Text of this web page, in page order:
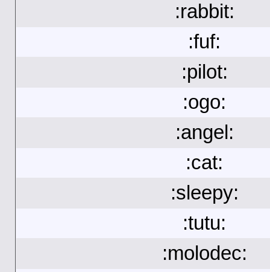
:rabbit:
:fuf:
:pilot:
:ogo:
:angel:
:cat:
:sleepy:
:tutu:
:molodec: